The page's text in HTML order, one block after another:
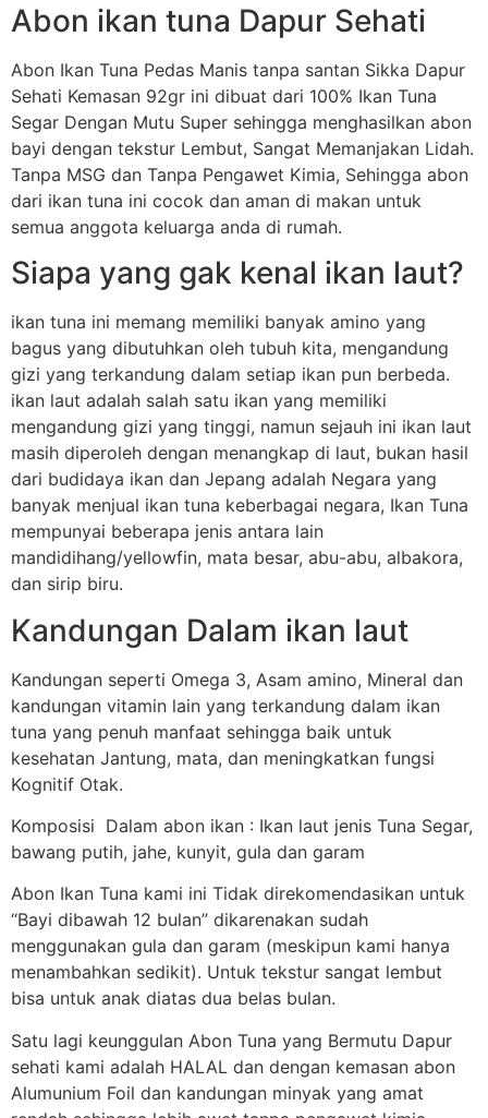
Abon ikan tuna Dapur Sehati
Abon Ikan Tuna Pedas Manis tanpa santan Sikka Dapur
Sehati Kemasan 92gr ini dibuat dari 100% Ikan Tuna
Segar Dengan Mutu Super sehingga menghasilkan abon
bayi dengan tekstur Lembut, Sangat Memanjakan Lidah.
Tanpa MSG dan Tanpa Pengawet Kimia, Sehingga abon
dari ikan tuna ini cocok dan aman di makan untuk
semua anggota keluarga anda di rumah.
Siapa yang gak kenal ikan laut?
ikan tuna ini memang memiliki banyak amino yang
bagus yang dibutuhkan oleh tubuh kita, mengandung
gizi yang terkandung dalam setiap ikan pun berbeda.
ikan laut adalah salah satu ikan yang memiliki
mengandung gizi yang tinggi, namun sejauh ini ikan laut
masih diperoleh dengan menangkap di laut, bukan hasil
dari budidaya ikan dan Jepang adalah Negara yang
banyak menjual ikan tuna keberbagai negara, Ikan Tuna
mempunyai beberapa jenis antara lain
mandidihang/yellowfin, mata besar, abu-abu, albakora,
dan sirip biru.
Kandungan Dalam ikan laut
Kandungan seperti Omega 3, Asam amino, Mineral dan
kandungan vitamin lain yang terkandung dalam ikan
tuna yang penuh manfaat sehingga baik untuk
kesehatan Jantung, mata, dan meningkatkan fungsi
Kognitif Otak.
Komposisi Dalam abon ikan : Ikan laut jenis Tuna Segar,
bawang putih, jahe, kunyit, gula dan garam
Abon Ikan Tuna kami ini Tidak direkomendasikan untuk
“Bayi dibawah 12 bulan” dikarenakan sudah
menggunakan gula dan garam (meskipun kami hanya
menambahkan sedikit). Untuk tekstur sangat lembut
bisa untuk anak diatas dua belas bulan.
Satu lagi keunggulan Abon Tuna yang Bermutu Dapur
sehati kami adalah HALAL dan dengan kemasan abon
Alumunium Foil dan kandungan minyak yang amat